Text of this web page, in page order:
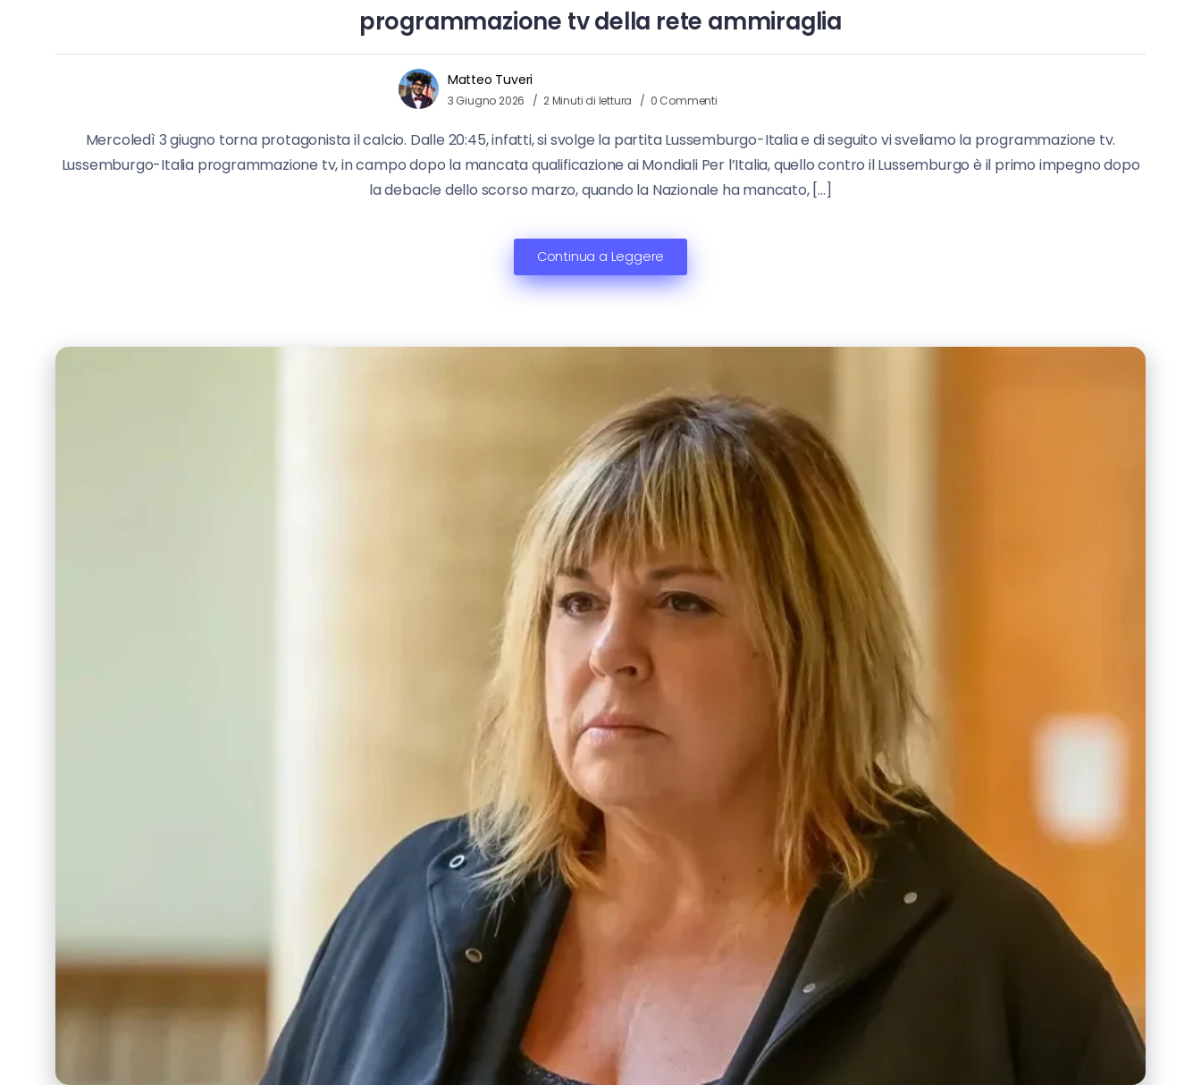
programmazione tv della rete ammiraglia
Matteo Tuveri
3 Giugno 2026 2 Minuti di lettura 0 Commenti
Mercoledì 3 giugno torna protagonista il calcio. Dalle 20:45, infatti, si svolge la partita Lussemburgo-Italia e di seguito vi sveliamo la programmazione tv.
Lussemburgo-Italia programmazione tv, in campo dopo la mancata qualificazione ai Mondiali Per l’Italia, quello contro il Lussemburgo è il primo impegno dopo
la debacle dello scorso marzo, quando la Nazionale ha mancato, […]
Continua a Leggere